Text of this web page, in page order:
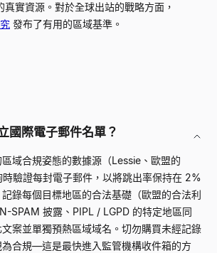
真實資源。對於全球出站的戰略方面，
發布了有用的區域基準。
國際電子郵件名單？
域合規姿態的數據源（Lessie 、歐盟的
驗證每封電子郵件，以將跳出率保持在 2%
錄每個目標地區的合法基礎（歐盟的合法利
SPAM 披露、PIPL / LGPD 的特定地區同
案並單獨預熱區域域名。切勿購買未經記錄
為合規—這是最快進入監管機構收件箱的方